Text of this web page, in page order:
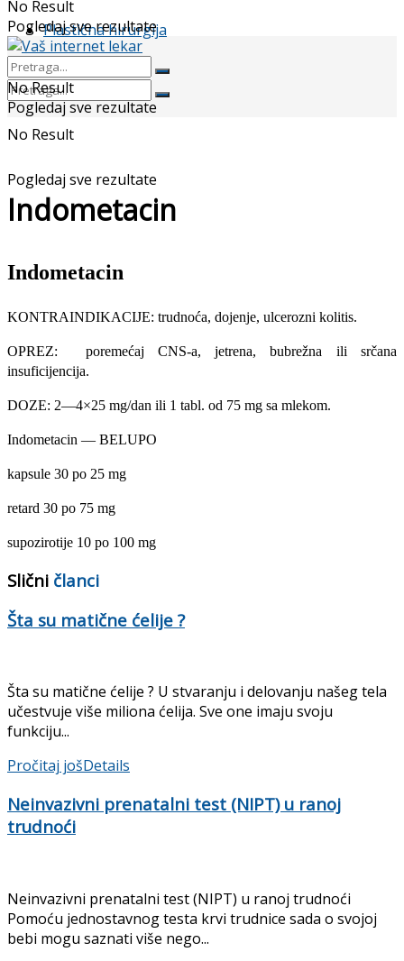
Plastična hirurgija
No Result
Pogledaj sve rezultate
No Result
Pogledaj sve rezultate
No Result
Pogledaj sve rezultate
Indometacin
Indometacin
KONTRAINDIKACIJE: trudnoća, dojenje, ulcerozni kolitis.
OPREZ: poremećaj CNS-a, jetrena, bubrežna ili srčana
insuficijencija.
DOZE: 2—4×25 mg/dan ili 1 tabl. od 75 mg sa mlekom.
Indometacin — BELUPO
kapsule 30 po 25 mg
retard 30 po 75 mg
supozirotije 10 po 100 mg
Slični članci
Šta su matične ćelije ?
Šta su matične ćelije ? U stvaranju i delovanju našeg tela
učestvuje više miliona ćelija. Sve one imaju svoju
funkciju...
Pročitaj jošDetails
Neinvazivni prenatalni test (NIPT) u ranoj
trudnoći
Neinvazivni prenatalni test (NIPT) u ranoj trudnoći
Pomoću jednostavnog testa krvi trudnice sada o svojoj
bebi mogu saznati više nego...